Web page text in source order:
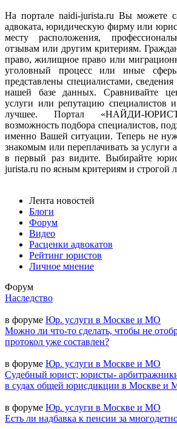
На портале naidi-jurista.ru Вы можете
адвоката, юридическую фирму или
месту расположения,
отзывам или другим критериям.
право, жилищное право или
уголовный процесс или иные
представлены специалистами,
нашей базе данных. Сравнивайте
услуги или репутацию специалистов
лучшее. Портал «НАЙДИ-
возможность подбора специалистов,
именно Вашей ситуации. Теперь не
знакомым или переплачивать за услуги
в первый раз видите. Выбирайте
jurista.ru по ясным критериям и строгой
Лента новостей
Блоги
Форум
Видео
Расценки адвокатов
Рейтинг юристов
Личное мнение
Форум
Наследство
в форуме Юр. услуги в Москве и МО
Можно ли что-то сделать, чтобы не
протокол уже составлен?
в форуме Юр. услуги в Москве и МО
Судебный юрист; юристы-
в судах общей юрисдикции в Москве и
в форуме Юр. услуги в Москве и МО
Есть ли надбавка к пенсии за